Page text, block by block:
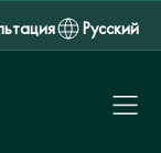
Русский